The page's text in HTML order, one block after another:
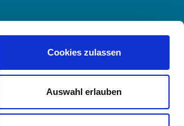
Cookies zulassen
Auswahl erlauben